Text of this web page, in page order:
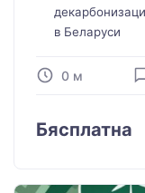
в Беларуси
0 м
Бясплатна